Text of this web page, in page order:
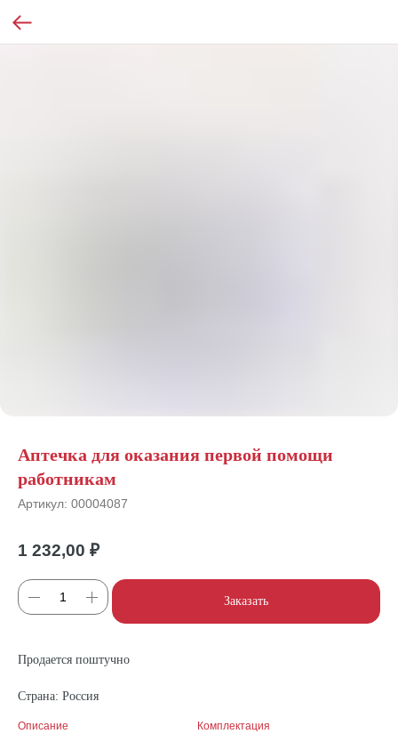
Аптечка для оказания первой помощи
работникам
Артикул: 00004087
1 232,00 ₽
Заказать
Продается поштучно
Страна: Россия
Описание Комплектация